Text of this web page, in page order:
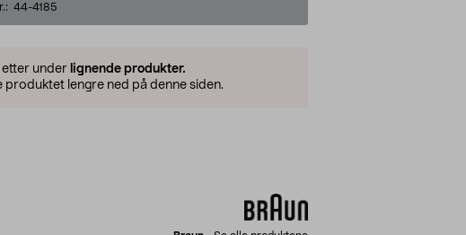
44-4185
etter under lignende produkter.
produktet lengre ned på denne siden.